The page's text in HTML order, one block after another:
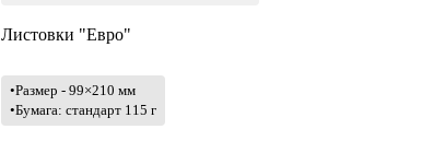
Листовки "Евро"
•Размер - 99×210 мм
•Бумага: стандарт 115 г